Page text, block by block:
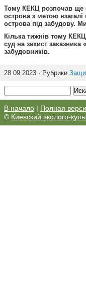
Тому КЕКЦ розпочав ще
острова з метою
острова під забудову.
Кілька тижнів тому
суд на захист
забудовників.
28.09.2023 · Рубрики
В начало | Полная
© Киевский эколого-